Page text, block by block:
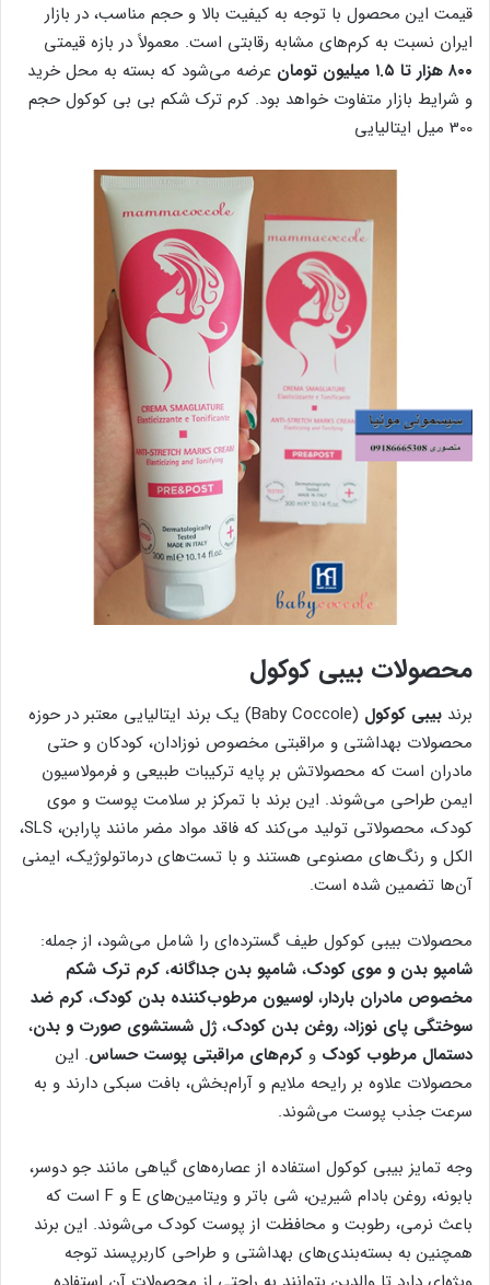
قیمت این محصول با توجه به کیفیت بالا و حجم مناسب، در بازار
ایران نسبت به کرم‌های مشابه رقابتی است. معمولاً در بازه قیمتی
۸۰۰ هزار تا ۱.۵ میلیون تومان
عرضه می‌شود که بسته به محل خرید
و شرایط بازار متفاوت خواهد بود. کرم ترک شکم بی بی کوکول حجم
300 میل ایتالیایی
محصولات بیبی کوکول
برند بیبی کوکول
(Baby Coccole) یک برند ایتالیایی معتبر در حوزه
محصولات بهداشتی و مراقبتی مخصوص نوزادان، کودکان و حتی
مادران است که محصولاتش بر پایه ترکیبات طبیعی و فرمولاسیون
ایمن طراحی می‌شوند. این برند با تمرکز بر سلامت پوست و موی
کودک، محصولاتی تولید می‌کند که فاقد مواد مضر مانند پارابن، SLS،
الکل و رنگ‌های مصنوعی هستند و با تست‌های درماتولوژیک، ایمنی
آن‌ها تضمین شده است.
محصولات بیبی کوکول طیف گسترده‌ای را شامل می‌شود، از جمله:
شامپو بدن و موی کودک، شامپو بدن جداگانه، کرم ترک شکم
مخصوص مادران باردار، لوسیون مرطوب‌کننده بدن کودک، کرم ضد
سوختگی پای نوزاد، روغن بدن کودک، ژل شستشوی صورت و بدن،
دستمال مرطوب کودک و کرم‌های مراقبتی پوست حساس. این
محصولات علاوه بر رایحه ملایم و آرام‌بخش، بافت سبکی دارند و به
سرعت جذب پوست می‌شوند.
وجه تمایز بیبی کوکول استفاده از عصاره‌های گیاهی مانند جو دوسر،
بابونه، روغن بادام شیرین، شی باتر و ویتامین‌های E و F است که
باعث نرمی، رطوبت و محافظت از پوست کودک می‌شوند. این برند
همچنین به بسته‌بندی‌های بهداشتی و طراحی کاربرپسند توجه